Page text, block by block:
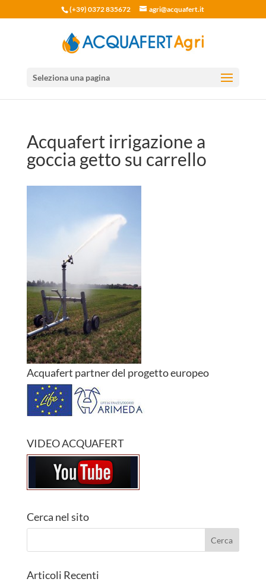
(+39) 0372 835672 agri@acquafert.it
Seleziona una pagina
Acquafert irrigazione a
goccia getto su carrello
Acquafert partner del progetto europeo
VIDEO ACQUAFERT
Cerca nel sito
Articoli Recenti